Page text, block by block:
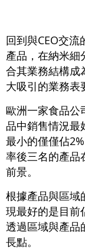
回到與CEO交
產品，在納米細
合其業務結構成
大吸引的業務表
歐洲一家食品公
品中銷售情況最
最小的僅僅佔
率後三名的產品
前景。
根據產品與區域
現最好的是目前
透過區域與產品
長點。